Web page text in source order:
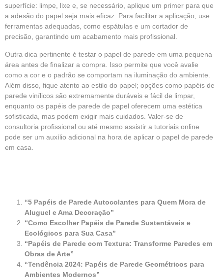
superfície: limpe, lixe e, se necessário, aplique um primer para que
a adesão do papel seja mais eficaz. Para facilitar a aplicação, use
ferramentas adequadas, como espátulas e um cortador de
precisão, garantindo um acabamento mais profissional.
Outra dica pertinente é testar o papel de parede em uma pequena
área antes de finalizar a compra. Isso permite que você avalie
como a cor e o padrão se comportam na iluminação do ambiente.
Além disso, fique atento ao estilo do papel; opções como papéis de
parede vinílicos são extremamente duráveis e fácil de limpar,
enquanto os papéis de parede de papel oferecem uma estética
sofisticada, mas podem exigir mais cuidados. Valer-se de
consultoria profissional ou até mesmo assistir a tutoriais online
pode ser um auxílio adicional na hora de aplicar o papel de parede
em casa.
“5 Papéis de Parede Autocolantes para Quem Mora de
Aluguel e Ama Decoração”
“Como Escolher Papéis de Parede Sustentáveis e
Ecológicos para Sua Casa”
“Papéis de Parede com Textura: Transforme Paredes em
Obras de Arte”
“Tendência 2024: Papéis de Parede Geométricos para
Ambientes Modernos”